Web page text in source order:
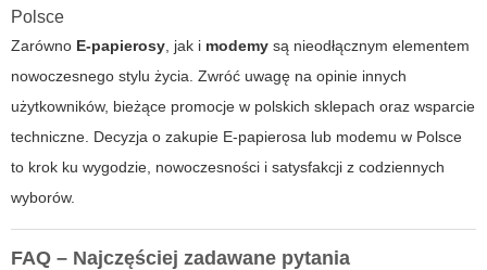
Polsce
Zarówno E-papierosy , jak i modemy są nieodłącznym elementem
nowoczesnego stylu życia. Zwróć uwagę na opinie innych
użytkowników, bieżące promocje w polskich sklepach oraz wsparcie
techniczne. Decyzja o zakupie E-papierosa lub modemu w Polsce
to krok ku wygodzie, nowoczesności i satysfakcji z codziennych
wyborów.
FAQ – Najczęściej zadawane pytania